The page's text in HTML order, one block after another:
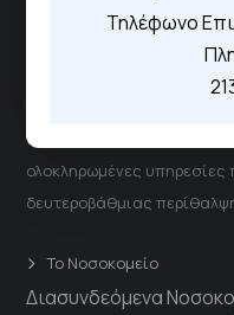
Τηλέφωνο
Νοσοκομειακή Μονάδα
πυλώνα του Εθνικού
ολοκληρωμένες
δευτεροβάθμιας
Το Νοσοκομείο
Διασυνδεόμενα